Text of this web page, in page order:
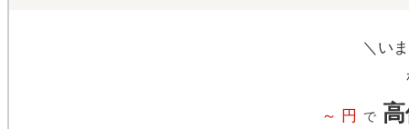
＼い
～ 円 で